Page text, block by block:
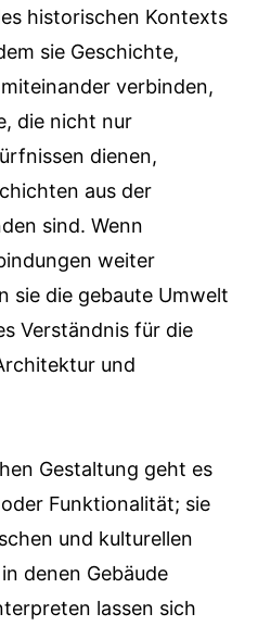
historischen Kontexts
sie Geschichte,
verbinden,
die nicht nur
dienen,
aus der
sind. Wenn
weiter
sie die gebaute Umwelt
Verständnis für die
und
Gestaltung geht es
Funktionalität; sie
und kulturellen
denen Gebäude
lassen sich